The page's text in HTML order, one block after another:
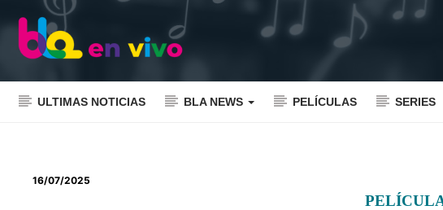
ULTIMAS NOTICIAS BLA NEWS PELÍCULAS SERIES
16/07/2025